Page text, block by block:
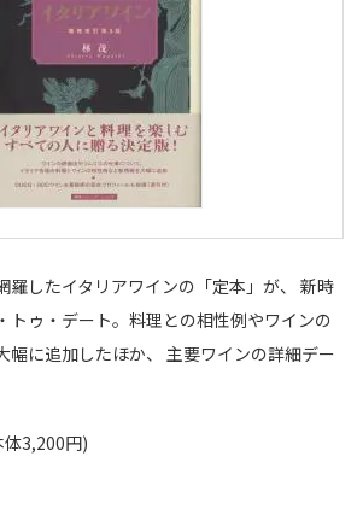
羅したイタリアワインの「定本」が、 新時
トゥ・デート。料理との相性例やワインの
幅に追加したほか、 主要ワインの詳細デー
3,200円)